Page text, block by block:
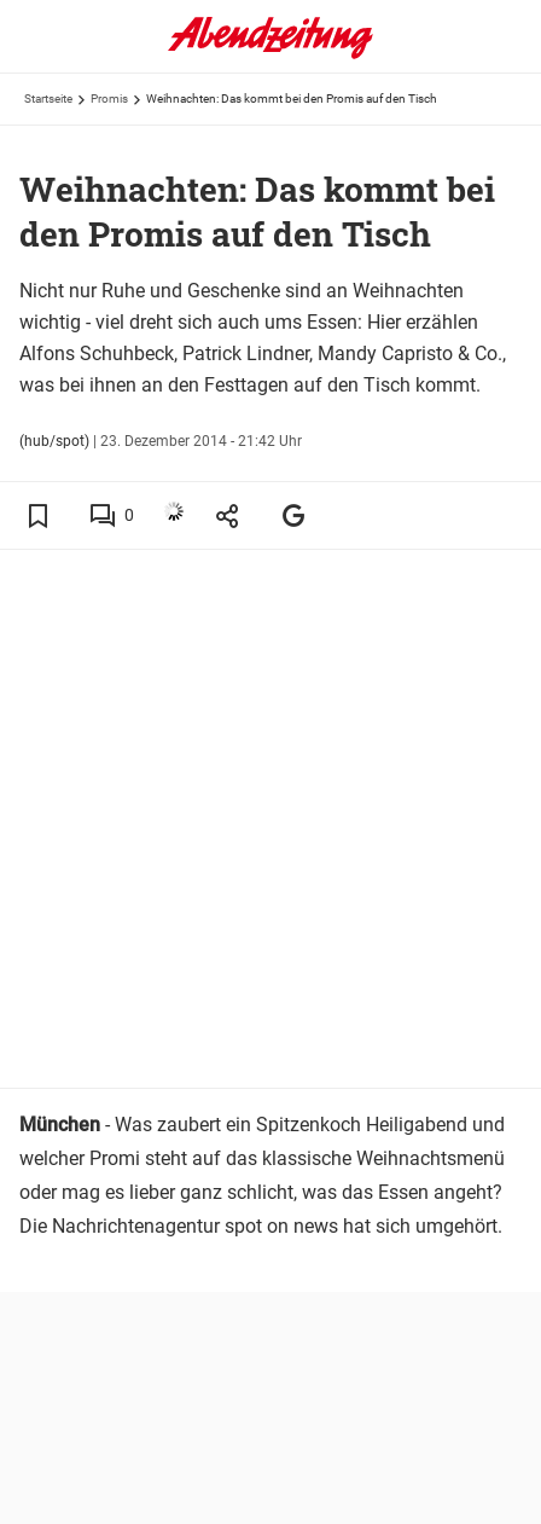
Startseite Promis Weihnachten: Das kommt bei den Promis auf den Tisch
Weihnachten: Das kommt bei
den Promis auf den Tisch
Nicht nur Ruhe und Geschenke sind an Weihnachten
wichtig - viel dreht sich auch ums Essen: Hier erzählen
Alfons Schuhbeck, Patrick Lindner, Mandy Capristo & Co.,
was bei ihnen an den Festtagen auf den Tisch kommt.
(hub/spot) | 23. Dezember 2014 - 21:42 Uhr
0
München - Was zaubert ein Spitzenkoch Heiligabend und
welcher Promi steht auf das klassische Weihnachtsmenü
oder mag es lieber ganz schlicht, was das Essen angeht?
Die Nachrichtenagentur spot on news hat sich umgehört.